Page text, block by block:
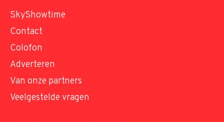
SkyShowtime
Contact
Colofon
Adverteren
Van onze partners
Veelgestelde vragen